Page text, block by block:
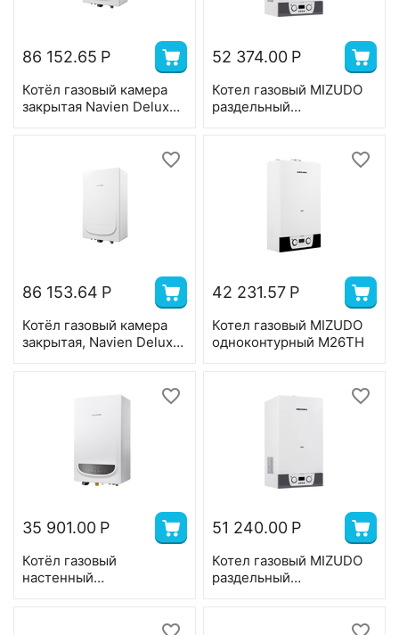
86 152.65 Р
Котёл газовый камера
закрытая Navien Deluxe
52 374.00 Р
Котел газовый MIZUDO
раздельный
86 153.64 Р
Котёл газовый камера
закрытая, Navien Deluxe
42 231.57 Р
Котел газовый MIZUDO
одноконтурный М26TH
35 901.00 Р
Котёл газовый
настенный
51 240.00 Р
Котел газовый MIZUDO
раздельный